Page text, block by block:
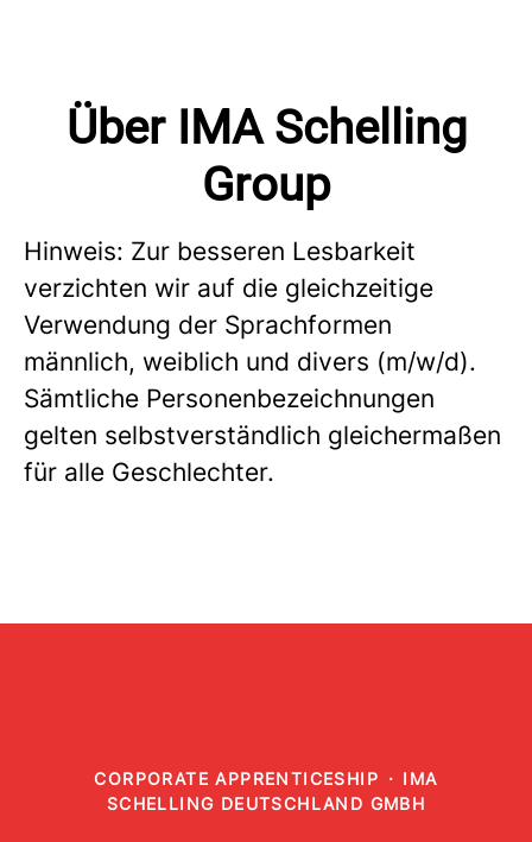
Über IMA Schelling
Group
Hinweis: Zur besseren Lesbarkeit
verzichten wir auf die gleichzeitige
Verwendung der Sprachformen
männlich, weiblich und divers (m/w/d).
Sämtliche Personenbezeichnungen
gelten selbstverständlich gleichermaßen
für alle Geschlechter.
CORPORATE APPRENTICESHIP · IMA
SCHELLING DEUTSCHLAND GMBH